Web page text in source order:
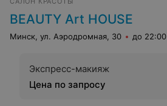
BEAUTY Art HOUSE
Минск, ул. Аэродромная, 30 до 22:00
Экспресс-макияж
Цена по запросу